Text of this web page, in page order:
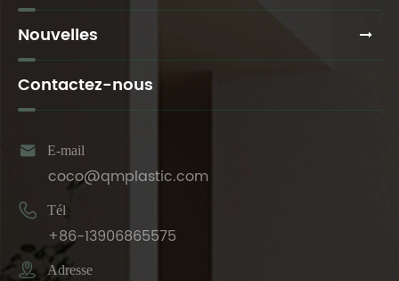
Nouvelles
Contactez-nous
 E-mail
coco@qmplastic.com
 Tél
+86-13906865575
 Adresse